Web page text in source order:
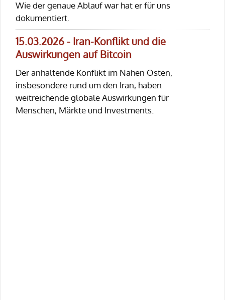
Wie der genaue Ablauf war hat er für uns
dokumentiert.
15.03.2026 - Iran-Konflikt und die
Auswirkungen auf Bitcoin
Der anhaltende Konflikt im Nahen Osten,
insbesondere rund um den Iran, haben
weitreichende globale Auswirkungen für
Menschen, Märkte und Investments.